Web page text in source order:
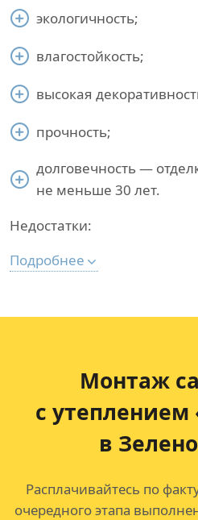
экологичность;
влагостойкость;
высокая
прочность;
долговечность —
не меньше 30 лет.
Недостатки:
Подробнее
Монтаж
с
в
Расплачивайтесь по
очередного этапа